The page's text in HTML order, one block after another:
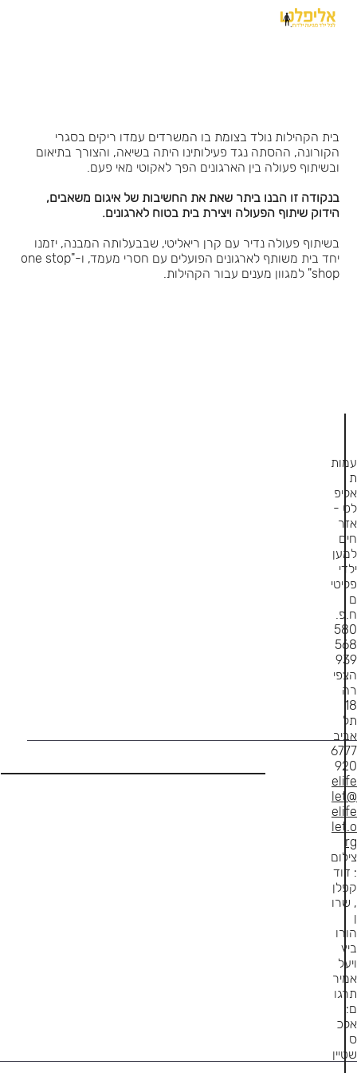
בית הקהילות נולד בצומת בו המשרדים עמדו ריקים בסגרי
הקורונה, ההסתה נגד פעילותינו היתה בשיאה, והצורך בתיאום
ובשיתוף פעולה בין הארגונים הפך לאקוטי מאי פעם.
בנקודה זו הבנו ביתר שאת את החשיבות של איגום משאבים,
הידוק שיתוף הפעולה ויצירת בית בטוח לארגונים.
בשיתוף פעולה נדיר עם קרן ריאליטי, שבבעלותה המבנה, יזמנו
יחד בית משותף לארגונים הפועלים עם חסרי מעמד, ו-"one stop
shop" למגוון מענים עבור הקהילות.
עמות
ת
אליפ
לט -
אזר
חים
למען
ילדי
פליטי
ם
ח.פ.
580
568
939
הצפי
רה
18
תל
אביב
6777
920
elife
let@
elife
let.o
rg
צילום
: דוד
קפלן
, שרו
ן
הורו
ביץ
ויעל
אמיר
תרגו
ם:
אלכ
ס
שטיין